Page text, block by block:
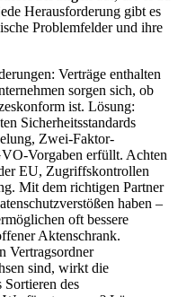
Herausforderung gibt es
Problemfelder und ihre
Verträge enthalten
sorgen sich, ob
ist. Lösung:
Sicherheitsstandards
Zwei-Faktor-
Vorgaben erfüllt. Achten
EU, Zugriffskontrollen
Mit dem richtigen Partner
haben –
oft bessere
Aktenschrank.
Vertragsordner
sind, wirkt die
des